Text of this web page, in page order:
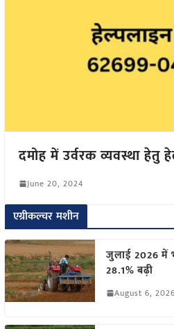
दमोह में उर्वरक व्यवस्था हेतु
June 20, 2024
एग्रीकल्चर मशीन
जुलाई 2026 में
28.1% बढ़ी
August 6, 2026